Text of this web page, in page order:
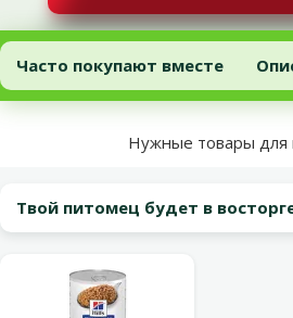
Ветеринарный корм для собак – Hill's
Добавить в корзину
Часто покупают вместе
В начало страницы
Нужные товары для
Твой питомец будет в